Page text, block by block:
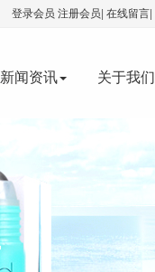
登录会员 注册会员 在线留言
新闻资讯 关于我们